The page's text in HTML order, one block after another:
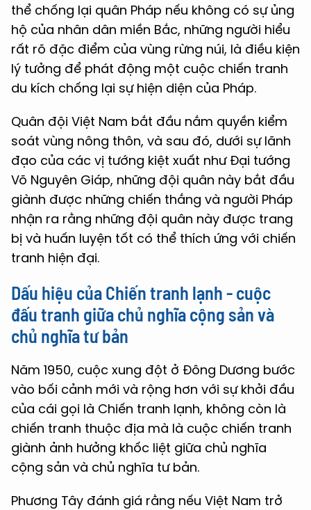
thể chống lại quân Pháp nếu không có sự ủng
hộ của nhân dân miền Bắc, những người hiểu
rất rõ đặc điểm của vùng rừng núi, là điều kiện
lý tưởng để phát động một cuộc chiến tranh
du kích chống lại sự hiện diện của Pháp.
Quân đội Việt Nam bắt đầu nắm quyền kiểm
soát vùng nông thôn, và sau đó, dưới sự lãnh
đạo của các vị tướng kiệt xuất như Đại tướng
Võ Nguyên Giáp, những đội quân này bắt đầu
giành được những chiến thắng và người Pháp
nhận ra rằng những đội quân này được trang
bị và huấn luyện tốt có thể thích ứng với chiến
tranh hiện đại.
Dấu hiệu của Chiến tranh lạnh - cuộc
đấu tranh giữa chủ nghĩa cộng sản và
chủ nghĩa tư bản
Năm 1950, cuộc xung đột ở Đông Dương bước
vào bối cảnh mới và rộng hơn với sự khởi đầu
của cái gọi là Chiến tranh lạnh, không còn là
chiến tranh thuộc địa mà là cuộc chiến tranh
giành ảnh hưởng khốc liệt giữa chủ nghĩa
cộng sản và chủ nghĩa tư bản.
Phương Tây đánh giá rằng nếu Việt Nam trở